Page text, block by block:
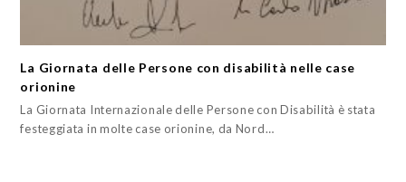
La Giornata delle Persone con disabilità nelle case
orionine
La Giornata Internazionale delle Persone con Disabilità è stata
festeggiata in molte case orionine, da Nord…